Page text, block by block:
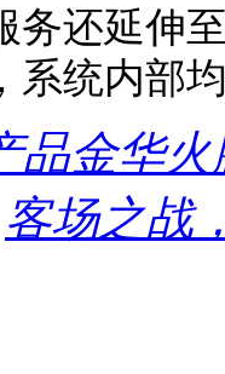
务还延伸
系统内部
品金华
客场之战